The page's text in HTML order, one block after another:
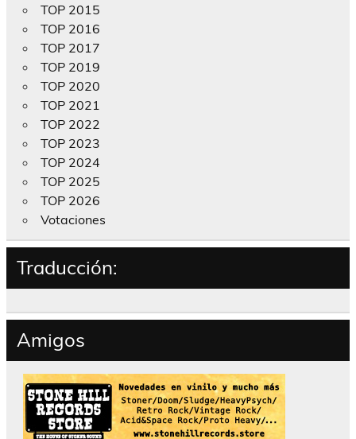
TOP 2015
TOP 2016
TOP 2017
TOP 2019
TOP 2020
TOP 2021
TOP 2022
TOP 2023
TOP 2024
TOP 2025
TOP 2026
Votaciones
Traducción:
Amigos